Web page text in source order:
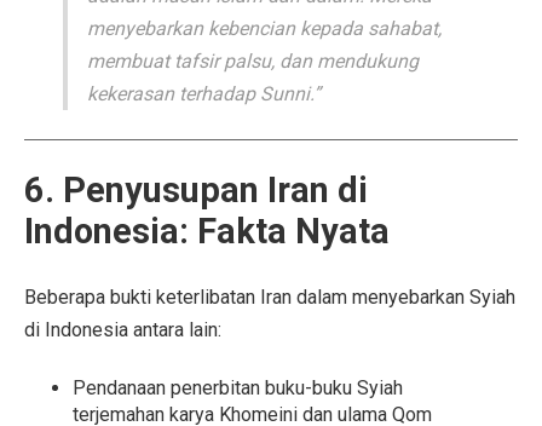
menyebarkan kebencian kepada sahabat,
membuat tafsir palsu, dan mendukung
kekerasan terhadap Sunni.”
6. Penyusupan Iran di
Indonesia: Fakta Nyata
Beberapa bukti keterlibatan Iran dalam menyebarkan Syiah
di Indonesia antara lain:
Pendanaan penerbitan buku-buku Syiah
terjemahan karya Khomeini dan ulama Qom